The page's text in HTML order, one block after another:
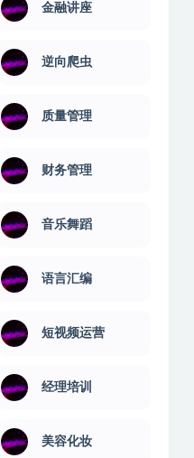
金融讲座
逆向爬虫
质量管理
财务管理
音乐舞蹈
语言汇编
短视频运营
经理培训
美容化妆